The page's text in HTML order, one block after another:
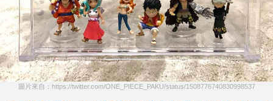
圖片來自：https://twitter.com/ONE_PIECE_PAKU/status/1508776740830998537